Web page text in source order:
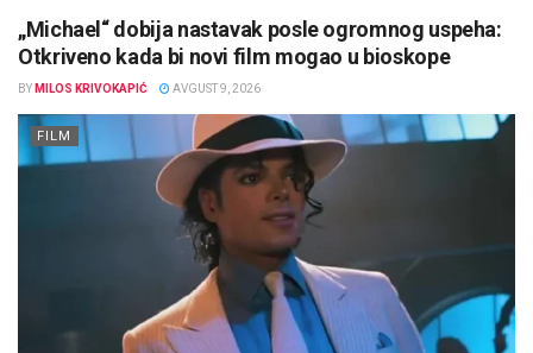
„Michael“ dobija nastavak posle ogromnog uspeha:
Otkriveno kada bi novi film mogao u bioskope
BY MILOS KRIVOKAPIĆ AVGUST 9, 2026
FILM